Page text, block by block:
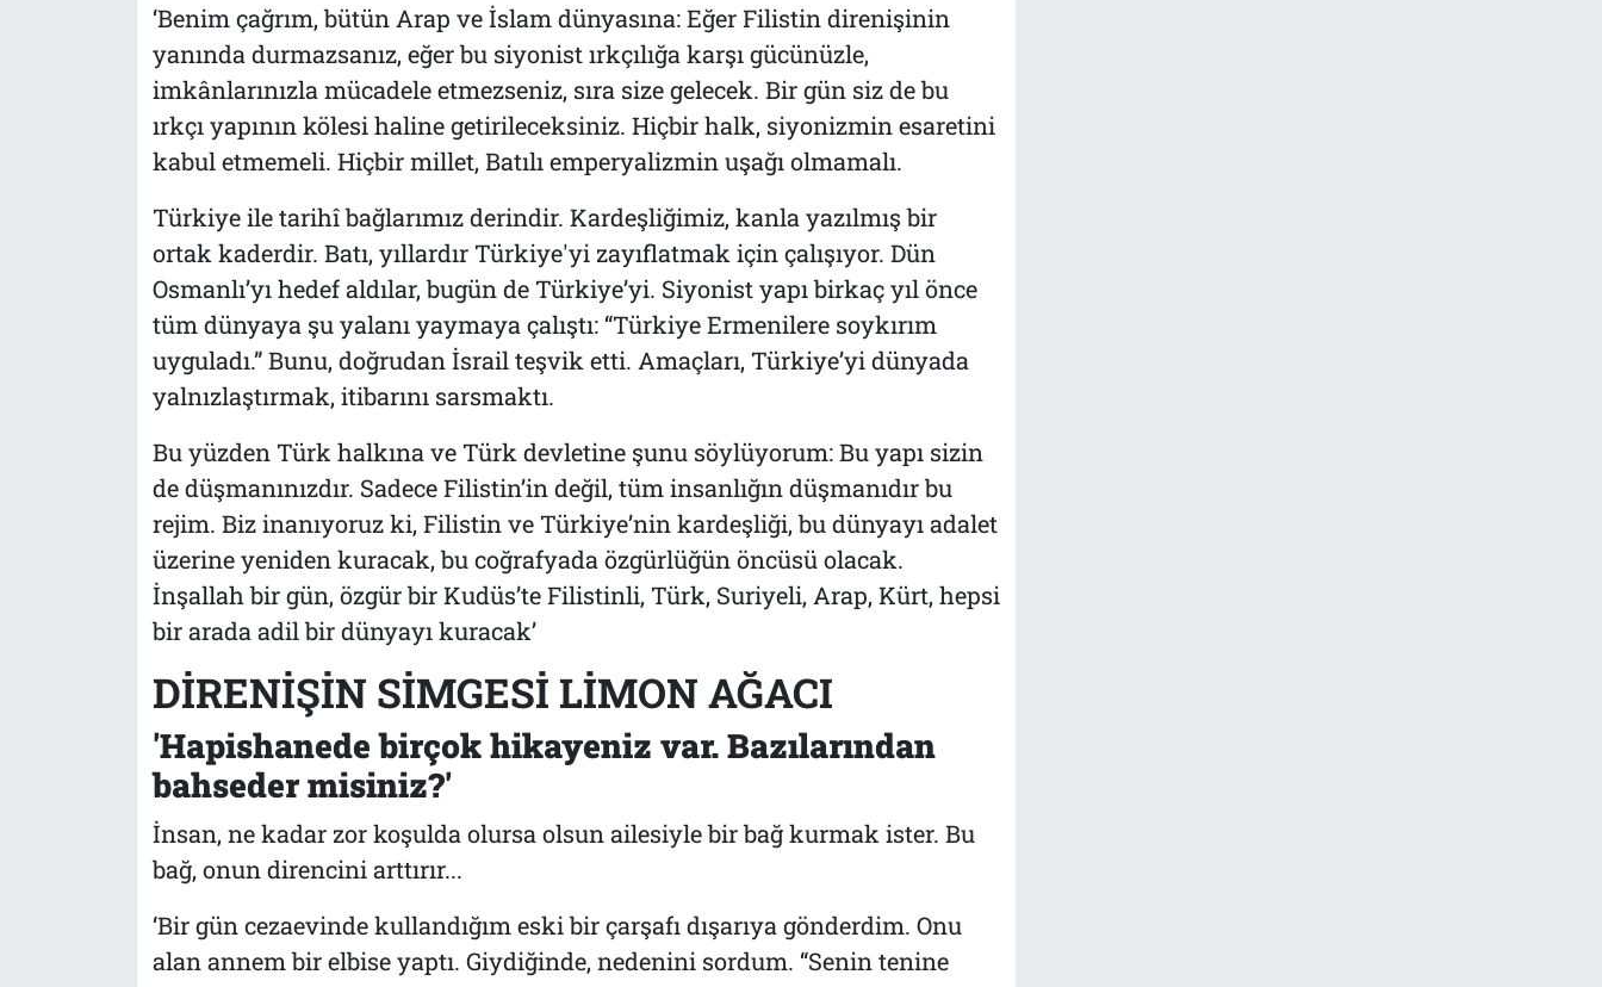
‘Benim çağrım, bütün Arap ve İslam dünyasına: Eğer Filistin direnişinin
yanında durmazsanız, eğer bu siyonist ırkçılığa karşı gücünüzle,
imkânlarınızla mücadele etmezseniz, sıra size gelecek. Bir gün siz de bu
ırkçı yapının kölesi haline getirileceksiniz. Hiçbir halk, siyonizmin esaretini
kabul etmemeli. Hiçbir millet, Batılı emperyalizmin uşağı olmamalı.
Türkiye ile tarihî bağlarımız derindir. Kardeşliğimiz, kanla yazılmış bir
ortak kaderdir. Batı, yıllardır Türkiye'yi zayıflatmak için çalışıyor. Dün
Osmanlı’yı hedef aldılar, bugün de Türkiye’yi. Siyonist yapı birkaç yıl önce
tüm dünyaya şu yalanı yaymaya çalıştı: “Türkiye Ermenilere soykırım
uyguladı.” Bunu, doğrudan İsrail teşvik etti. Amaçları, Türkiye’yi dünyada
yalnızlaştırmak, itibarını sarsmaktı.
Bu yüzden Türk halkına ve Türk devletine şunu söylüyorum: Bu yapı sizin
de düşmanınızdır. Sadece Filistin’in değil, tüm insanlığın düşmanıdır bu
rejim. Biz inanıyoruz ki, Filistin ve Türkiye’nin kardeşliği, bu dünyayı adalet
üzerine yeniden kuracak, bu coğrafyada özgürlüğün öncüsü olacak.
İnşallah bir gün, özgür bir Kudüs’te Filistinli, Türk, Suriyeli, Arap, Kürt, hepsi
bir arada adil bir dünyayı kuracak’
DİRENİŞİN SİMGESİ LİMON AĞACI
'Hapishanede birçok hikayeniz var. Bazılarından
bahseder misiniz?'
İnsan, ne kadar zor koşulda olursa olsun ailesiyle bir bağ kurmak ister. Bu
bağ, onun direncini arttırır...
‘Bir gün cezaevinde kullandığım eski bir çarşafı dışarıya gönderdim. Onu
alan annem bir elbise yaptı. Giydiğinde, nedenini sordum. “Senin tenine